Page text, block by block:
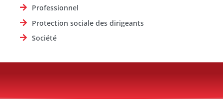
Professionnel
Protection sociale des dirigeants
Société